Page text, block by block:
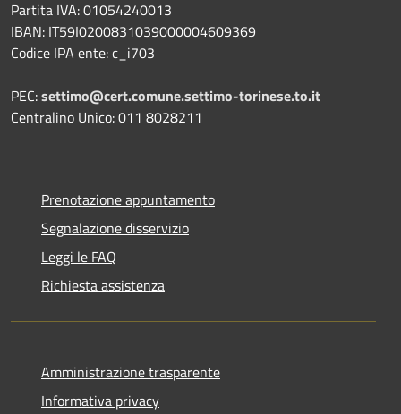
Partita IVA: 01054240013
IBAN: IT59I0200831039000004609369
Codice IPA ente: c_i703
PEC:settimo@cert.comune.settimo-torinese.to.it
Centralino Unico: 011 8028211
Prenotazione appuntamento
Segnalazione disservizio
Leggi le FAQ
Richiesta assistenza
Amministrazione trasparente
Informativa privacy